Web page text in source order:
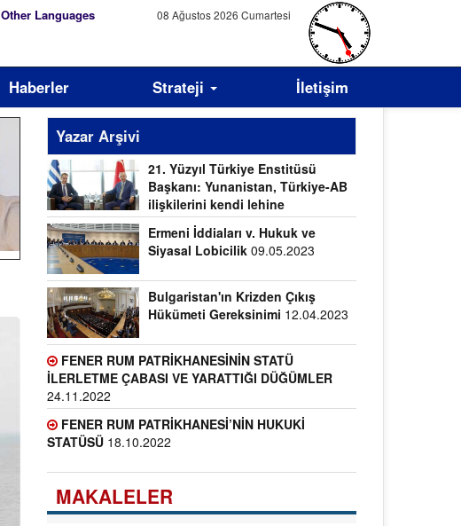
08 Ağustos 2026 Cumartesi
Other Languages
Haberler Strateji İletişim
Yazar Arşivi
21. Yüzyıl Türkiye Enstitüsü
Başkanı: Yunanistan, Türkiye-AB
ilişkilerini kendi lehine
kullanacaktır22.09.2023
Ermeni İddiaları v. Hukuk ve
Siyasal Lobicilik 09.05.2023
Bulgaristan'ın Krizden Çıkış
Hükümeti Gereksinimi 12.04.2023
FENER RUM PATRİKHANESİNİN STATÜ
İLERLETME ÇABASI VE YARATTIĞI DÜĞÜMLER
24.11.2022
FENER RUM PATRİKHANESİ’NİN HUKUKİ
STATÜSÜ18.10.2022
MAKALELER